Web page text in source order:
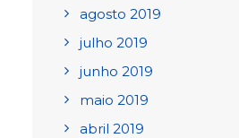
agosto 2019
julho 2019
junho 2019
maio 2019
abril 2019